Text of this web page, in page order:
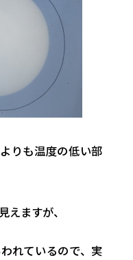
りも温度の低い部
えますが、
れているので、実